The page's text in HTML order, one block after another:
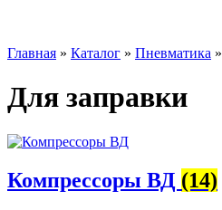
Главная » Каталог » Пневматика »
Для заправки
Компрессоры ВД (14)